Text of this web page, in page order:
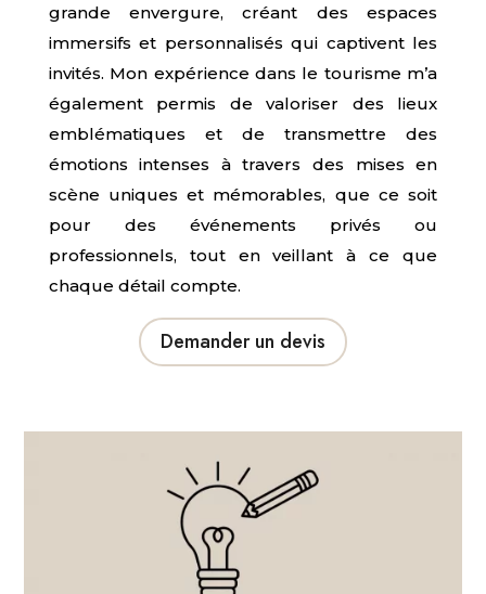
grande envergure, créant des espaces
immersifs et personnalisés qui captivent les
invités. Mon expérience dans le tourisme m’a
également permis de valoriser des lieux
emblématiques et de transmettre des
émotions intenses à travers des mises en
scène uniques et mémorables, que ce soit
pour des événements privés ou
professionnels, tout en veillant à ce que
chaque détail compte.
Demander un devis